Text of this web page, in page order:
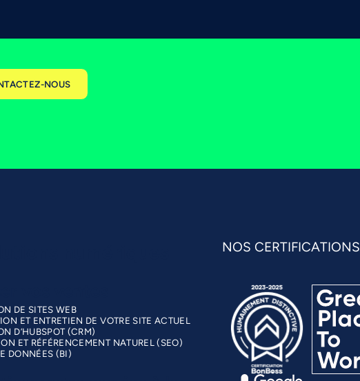
NOUS
DE SITES WEB
ET ENTRETIEN DE VOTRE SITE ACTUEL
D’HUBSPOT (CRM)
ET RÉFÉRENCEMENT NATUREL (SEO)
DONNÉES (BI)
NOS CERTIFICATIONS